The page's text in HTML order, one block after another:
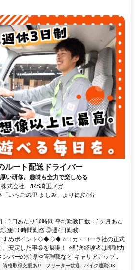
ルート配送ドライバー
い研修。趣味も全力で楽しめる
株式会社 /RS埼玉メガ
「いちごの里 よしみ」より徒歩4分
：1日あたり10時間 平均勤務日数：1ヶ月あた
働10時間勤務 ◎週4日勤務
めポイント◇◆◇◆ ⭐コカ・コーラ社の正式
安定した事業を展開！ ⭐配送経験者は即戦力
バーの指導や管理職など キャリアアップ...
資格取得支援あり フリーター歓迎
バイク通勤OK